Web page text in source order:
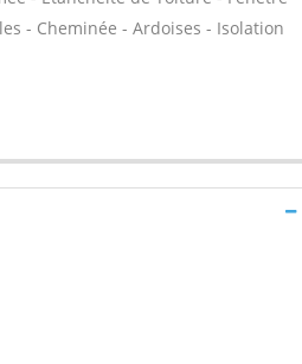
- Cheminée - Ardoises - Isolation